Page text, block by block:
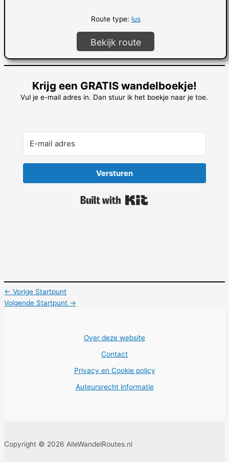
Route type: lus
Bekijk route
Krijg een GRATIS wandelboekje!
Vul je e-mail adres in. Dan stuur ik het boekje naar je toe.
Versturen
← Vorige Startpunt
Volgende Startpunt →
Over deze website
Contact
Privacy en Cookie policy
Auteursrecht informatie
Copyright © 2026 AlleWandelRoutes.nl